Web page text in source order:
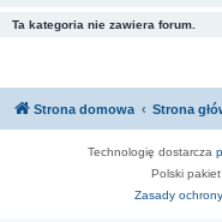
Ta kategoria nie zawiera forum.
Strona domowa Strona
Technologię dostarcza
Polski
Zasady